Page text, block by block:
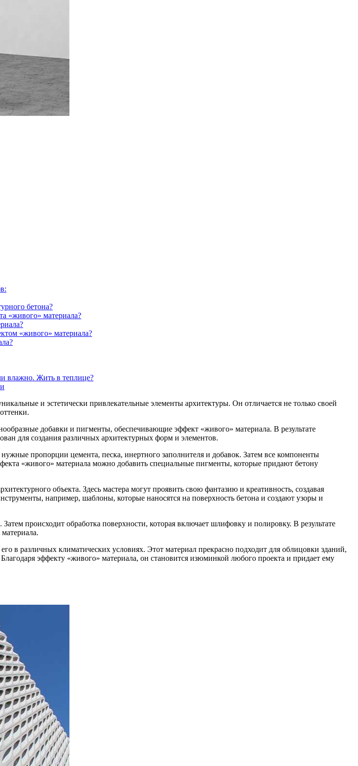
бетона?
«живого» материала?
«живого» материала?
влажно. Жить в теплице?
и эстетически привлекательные элементы архитектуры. Он отличается не только своей
добавки и пигменты, обеспечивающие эффект «живого» материала. В результате
для создания различных архитектурных форм и элементов.
пропорции цемента, песка, инертного заполнителя и добавок. Затем все компоненты
«живого» материала можно добавить специальные пигменты, которые придают бетону
объекта. Здесь мастера могут проявить свою фантазию и креативность, создавая
например, шаблоны, которые наносятся на поверхность бетона и создают узоры и
происходит обработка поверхности, которая включает шлифовку и полировку. В результате
в различных климатических условиях. Этот материал прекрасно подходит для облицовки зданий,
эффекту «живого» материала, он становится изюминкой любого проекта и придает ему